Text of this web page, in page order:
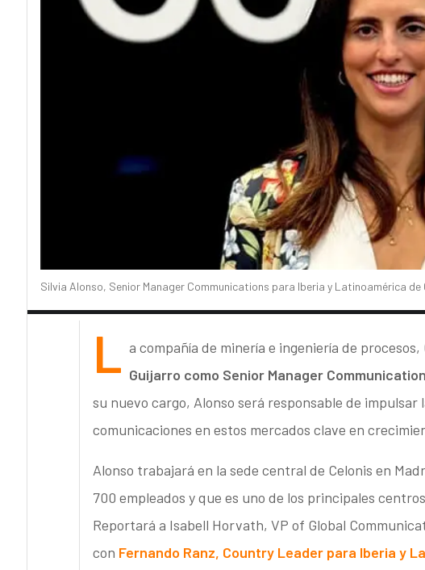
Silvia Alonso, Senior Manager Communications para Iberia y Latinoamérica de
L a compañía de minería e ingeniería de
Guijarro como Senior Manager
su nuevo cargo, Alonso será responsable de impulsar
comunicaciones en estos mercados clave en
Alonso trabajará en la sede central de Celonis en
700 empleados y que es uno de los principales
Reportará a Isabell Horvath, VP of Global
con Fernando Ranz, Country Leader para Iberia y